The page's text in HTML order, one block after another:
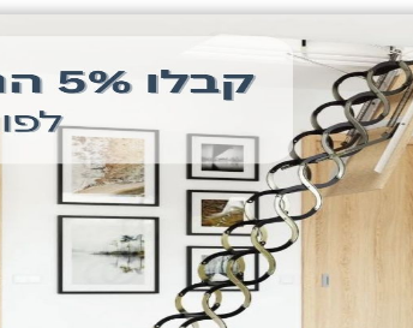
דגם צור
יותר,